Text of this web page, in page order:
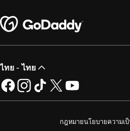
ไทย - ไทย
กฎหมายนโยบายความเ